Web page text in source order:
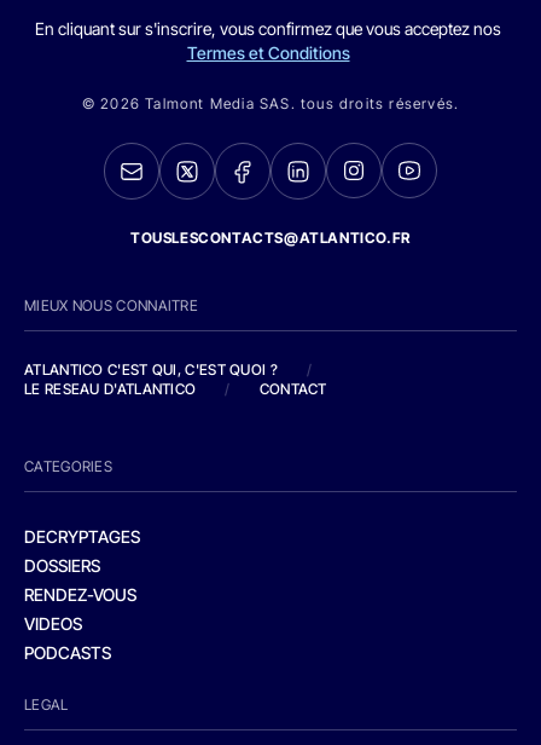
En cliquant sur s'inscrire, vous confirmez que vous acceptez nos
Termes et Conditions
© 2026 Talmont Media SAS. tous droits réservés.
TOUSLESCONTACTS@ATLANTICO.FR
MIEUX NOUS CONNAITRE
ATLANTICO C'EST QUI, C'EST QUOI ?
/
LE RESEAU D'ATLANTICO
/ CONTACT
CATEGORIES
DECRYPTAGES
DOSSIERS
RENDEZ-VOUS
VIDEOS
PODCASTS
LEGAL